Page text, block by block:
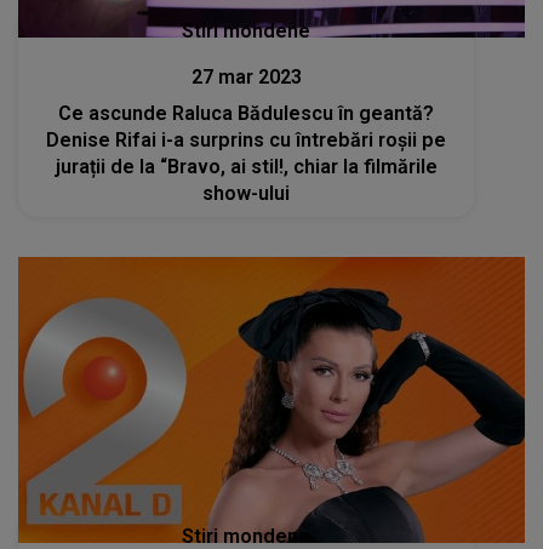
Stiri mondene
27 mar 2023
Ce ascunde Raluca Bădulescu în geantă?
Denise Rifai i-a surprins cu întrebări roșii pe
jurații de la “Bravo, ai stil!, chiar la filmările
show-ului
Stiri mondene